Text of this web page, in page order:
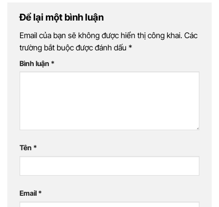
Để lại một bình luận
Email của bạn sẽ không được hiển thị công khai. Các
trường bắt buộc được đánh dấu *
Bình luận *
Tên *
Email *